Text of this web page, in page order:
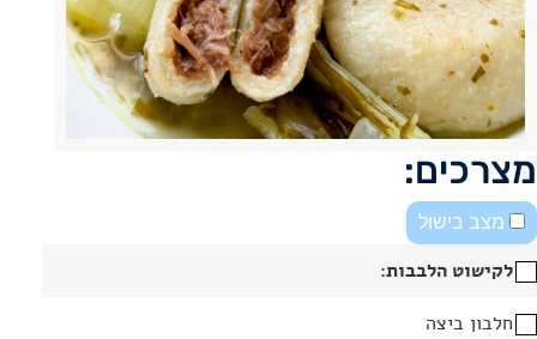
מצרכים:
מצב בישול
לקישוט הלבבות:
חלבון ביצה